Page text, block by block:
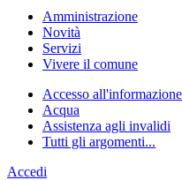
Amministrazione
Novità
Servizi
Vivere il comune
Accesso all'informazione
Acqua
Assistenza agli invalidi
Tutti gli argomenti...
Accedi